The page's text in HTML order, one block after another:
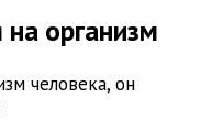
организм
человека, он